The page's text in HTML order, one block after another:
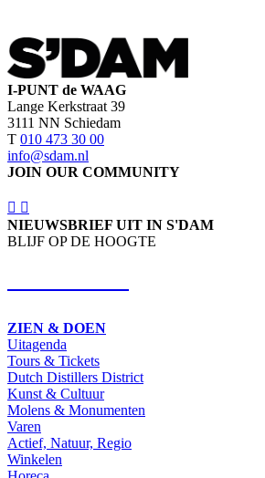
I-PUNT de WAAG
Lange Kerkstraat 39
3111 NN Schiedam
T 010 473 30 00
info@sdam.nl
JOIN OUR COMMUNITY
NIEUWSBRIEF UIT IN S'DAM
BLIJF OP DE HOOGTE
ZIEN & DOEN
Uitagenda
Tours & Tickets
Dutch Distillers District
Kunst & Cultuur
Molens & Monumenten
Varen
Actief, Natuur, Regio
Winkelen